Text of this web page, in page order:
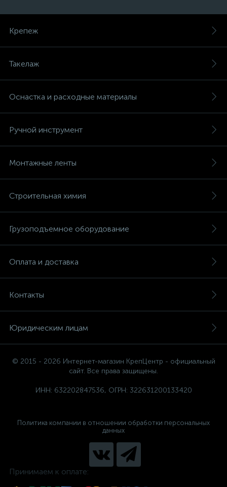
Крепеж
Такелаж
Оснастка и расходные материалы
Ручной инструмент
Монтажные ленты
Строительная химия
Грузоподъемное оборудование
Оплата и доставка
Контакты
Юридическим лицам
© 2015 - 2026 Интернет-магазин КрепЦентр - официальный
сайт. Все права защищены.
ИНН: 632202847536, ОГРН: 322631200133420
Политика компании в отношении обработки персональных
данных
Принимаем к оплате: